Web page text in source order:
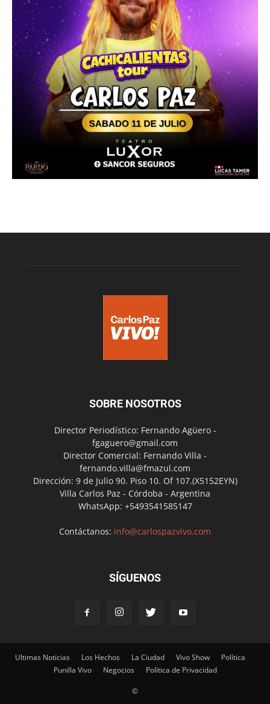
SOBRE NOSOTROS
Director Periodístico: Fernando Agüero -
fgaguero@gmail.com
Director Comercial: Fernando Villa -
fernando.villa@fmazul.com
Dirección: 9 de Julio 90. Piso 10. Of 107.(X5152EYN)
Villa Carlos Paz - Córdoba - Argentina
WhatsApp: +5493541585147
Contáctanos: info@carlospazvivo.com
SÍGUENOS
Ultimas Noticias Los Hechos La Ciudad Vivo Show
Política
Punilla Vivo
Negocios Política de Privacidad
©